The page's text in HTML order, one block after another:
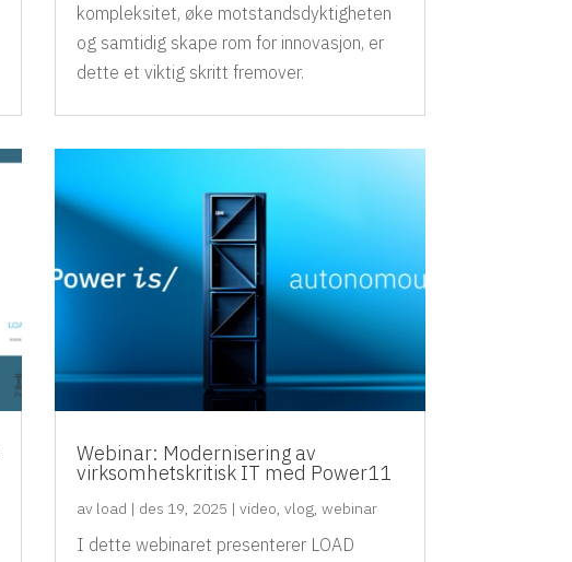
kompleksitet, øke motstandsdyktigheten
og samtidig skape rom for innovasjon, er
dette et viktig skritt fremover.
Webinar: Modernisering av
virksomhetskritisk IT med Power11
av load | des 19, 2025 |video,vlog,webinar
I dette webinaret presenterer LOAD